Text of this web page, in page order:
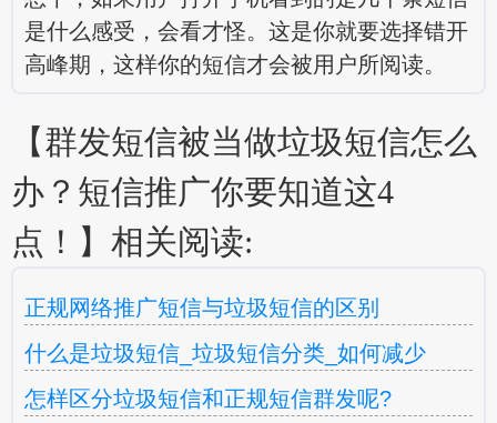
是什么感受，会看才怪。这是你就要选择错开
高峰期，这样你的短信才会被用户所阅读。
【群发短信被当做垃圾短信怎么
办？短信推广你要知道这4
点！】相关阅读:
正规网络推广短信与垃圾短信的区别
什么是垃圾短信_垃圾短信分类_如何减少
怎样区分垃圾短信和正规短信群发呢?